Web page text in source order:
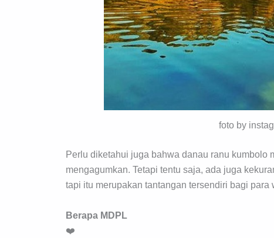
foto by
Perlu diketahui juga bahwa danau ranu
mengagumkan. Tetapi tentu saja, ada juga
tapi itu merupakan tantangan tersendiri bagi para
Berapa MDPL
❤️